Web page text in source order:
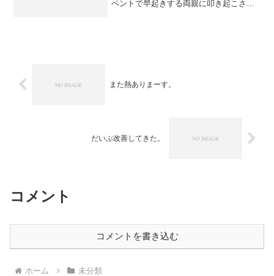
ベントで早起きする両親に叩き起こされ
また熱ありまーす。
だいぶ改善してきた。
コメント
コメントを書き込む
ホーム 未分類